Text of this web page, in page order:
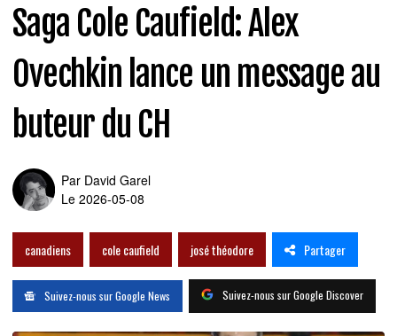
Saga Cole Caufield: Alex
Ovechkin lance un message au
buteur du CH
Par David Garel
Le 2026-05-08
canadiens cole caufield josé théodore Partager
Suivez-nous sur Google News Suivez-nous sur Google Discover